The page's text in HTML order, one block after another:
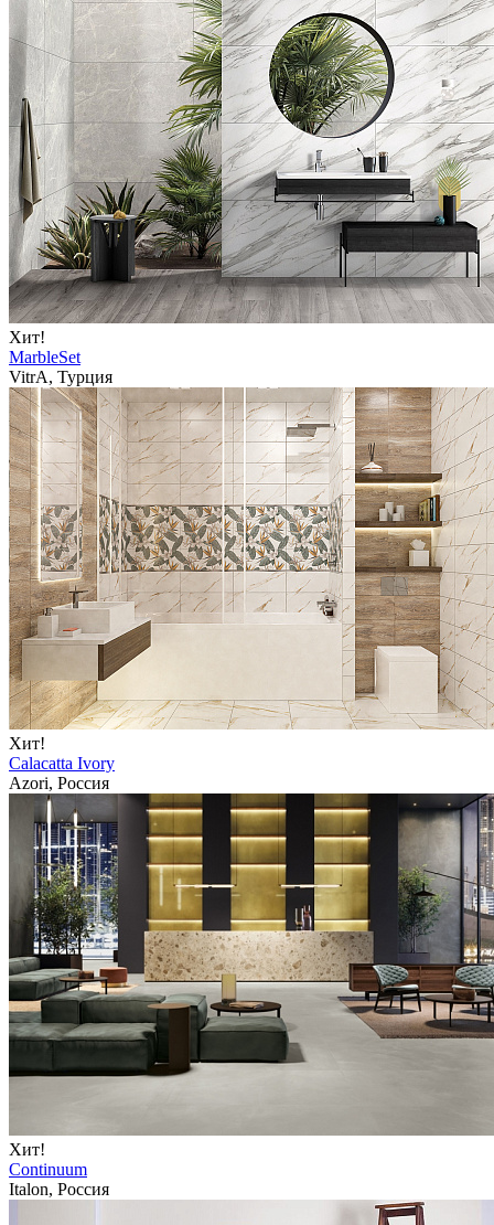
Хит!
MarbleSet
VitrA, Турция
Хит!
Calacatta Ivory
Azori, Россия
Хит!
Continuum
Italon, Россия